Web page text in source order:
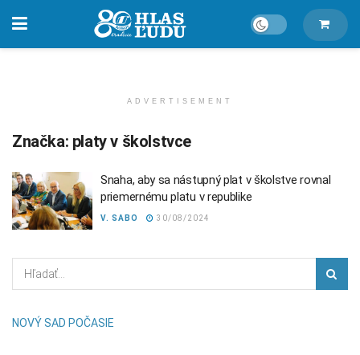
ADVERTISEMENT
Značka: platy v školstvce
Snaha, aby sa nástupný plat v školstve rovnal
priemernému platu v republike
V. SABO 30/08/2024
NOVÝ SAD POČASIE